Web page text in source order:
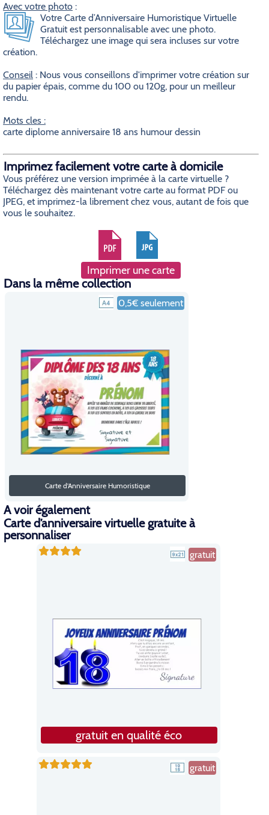
Avec votre photo :
Votre Carte d’Anniversaire Humoristique Virtuelle
Gratuit est personnalisable avec une photo.
Téléchargez une image qui sera incluses sur votre
création.
Conseil : Nous vous conseillons d'imprimer votre création sur
du papier épais, comme du 100 ou 120g, pour un meilleur
rendu.
Mots cles :
carte diplome anniversaire 18 ans humour dessin
Imprimez facilement votre carte à domicile
Vous préférez une version imprimée à la carte virtuelle ?
Téléchargez dès maintenant votre carte au format PDF ou
JPEG, et imprimez-la librement chez vous, autant de fois que
vous le souhaitez.
Imprimer une carte
Dans la même collection
0,5€ seulement
Carte d'Anniversaire Humoristique
A voir également
Carte d’anniversaire virtuelle gratuite à
personnaliser
gratuit
gratuit en qualité éco
gratuit